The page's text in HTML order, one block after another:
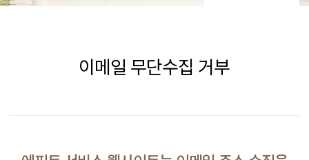
이메일 무단수집 거부